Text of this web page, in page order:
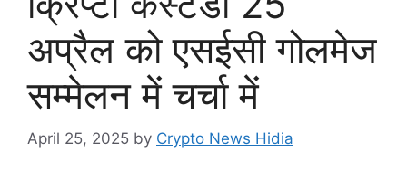
अप्रैल को एसईसी गोलमेज
सम्मेलन में चर्चा में
April 25, 2025 by Crypto News Hidia